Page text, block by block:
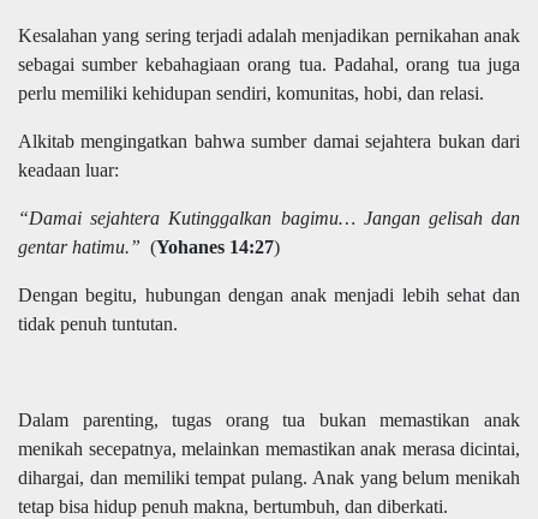
Kesalahan yang sering terjadi adalah menjadikan pernikahan anak
sebagai sumber kebahagiaan orang tua. Padahal, orang tua juga
perlu memiliki kehidupan sendiri, komunitas, hobi, dan relasi.
Alkitab mengingatkan bahwa sumber damai sejahtera bukan dari
keadaan luar:
“Damai sejahtera Kutinggalkan bagimu… Jangan gelisah dan
gentar hatimu.” (Yohanes 14:27)
Dengan begitu, hubungan dengan anak menjadi lebih sehat dan
tidak penuh tuntutan.
Dalam parenting, tugas orang tua bukan memastikan anak
menikah secepatnya, melainkan memastikan anak merasa dicintai,
dihargai, dan memiliki tempat pulang. Anak yang belum menikah
tetap bisa hidup penuh makna, bertumbuh, dan diberkati.